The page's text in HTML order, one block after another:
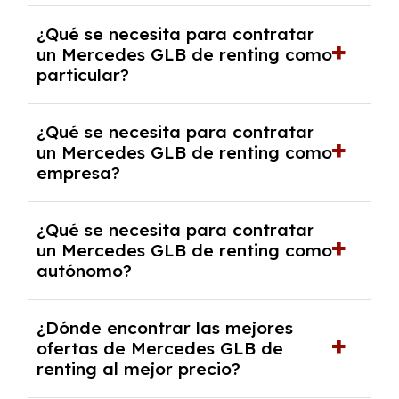
económica.
pero puede haber penalizaciones por
cancelación anticipada. Es importante revisar
las condiciones del contrato y hablar con un
experto que te asesore.
¿Qué se necesita para contratar
un Mercedes GLB de renting como
particular?
y, en algunos casos, una consulta de solvencia
crediticia y un pago inicial.
¿Qué se necesita para contratar
un Mercedes GLB de renting como
empresa?
documentación financiera y, en algunos
casos, un informe de solvencia de la empresa
y un pago inicial.
¿Qué se necesita para contratar
un Mercedes GLB de renting como
autónomo?
autónomos, justificante de ingresos y, en
algunos casos, un informe fiscal y un pago
inicial.
¿Dónde encontrar las mejores
ofertas de Mercedes GLB de
renting al mejor precio?